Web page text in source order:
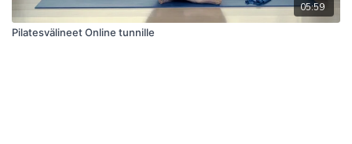
05:59
Pilatesvälineet Online tunnille